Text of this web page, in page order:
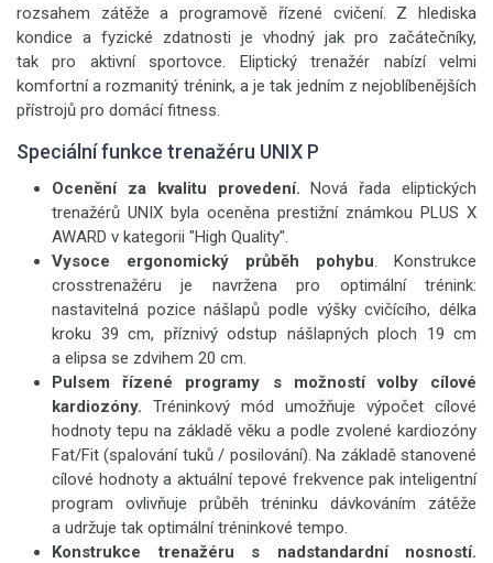
rozsahem zátěže a programově řízené cvičení. Z hlediska
kondice a fyzické zdatnosti je vhodný jak pro začátečníky,
tak pro aktivní sportovce. Eliptický trenažér nabízí velmi
komfortní a rozmanitý trénink, a je tak jedním z nejoblíbenějších
přístrojů pro domácí fitness.
Speciální funkce trenažéru UNIX P
Ocenění za kvalitu provedení. Nová řada eliptických
trenažérů UNIX byla oceněna prestižní známkou PLUS X
AWARD v kategorii "High Quality".
Vysoce ergonomický průběh pohybu. Konstrukce
crosstrenažéru je navržena pro optimální trénink:
nastavitelná pozice nášlapů podle výšky cvičícího, délka
kroku 39 cm, příznivý odstup nášlapných ploch 19 cm
a elipsa se zdvihem 20 cm.
Pulsem řízené programy s možností volby cílové
kardiozóny. Tréninkový mód umožňuje výpočet cílové
hodnoty tepu na základě věku a podle zvolené kardiozóny
Fat/Fit (spalování tuků / posilování). Na základě stanovené
cílové hodnoty a aktuální tepové frekvence pak inteligentní
program ovlivňuje průběh tréninku dávkováním zátěže
a udržuje tak optimální tréninkové tempo.
Konstrukce trenažéru s nadstandardní nosností.